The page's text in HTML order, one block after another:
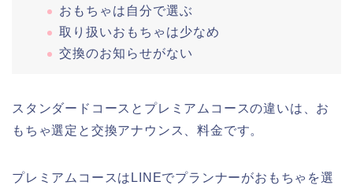
おもちゃは自分で選ぶ
取り扱いおもちゃは少なめ
交換のお知らせがない
スタンダードコースとプレミアムコースの違いは、お
もちゃ選定と交換アナウンス、料金です。
プレミアムコースはLINEでプランナーがおもちゃを選